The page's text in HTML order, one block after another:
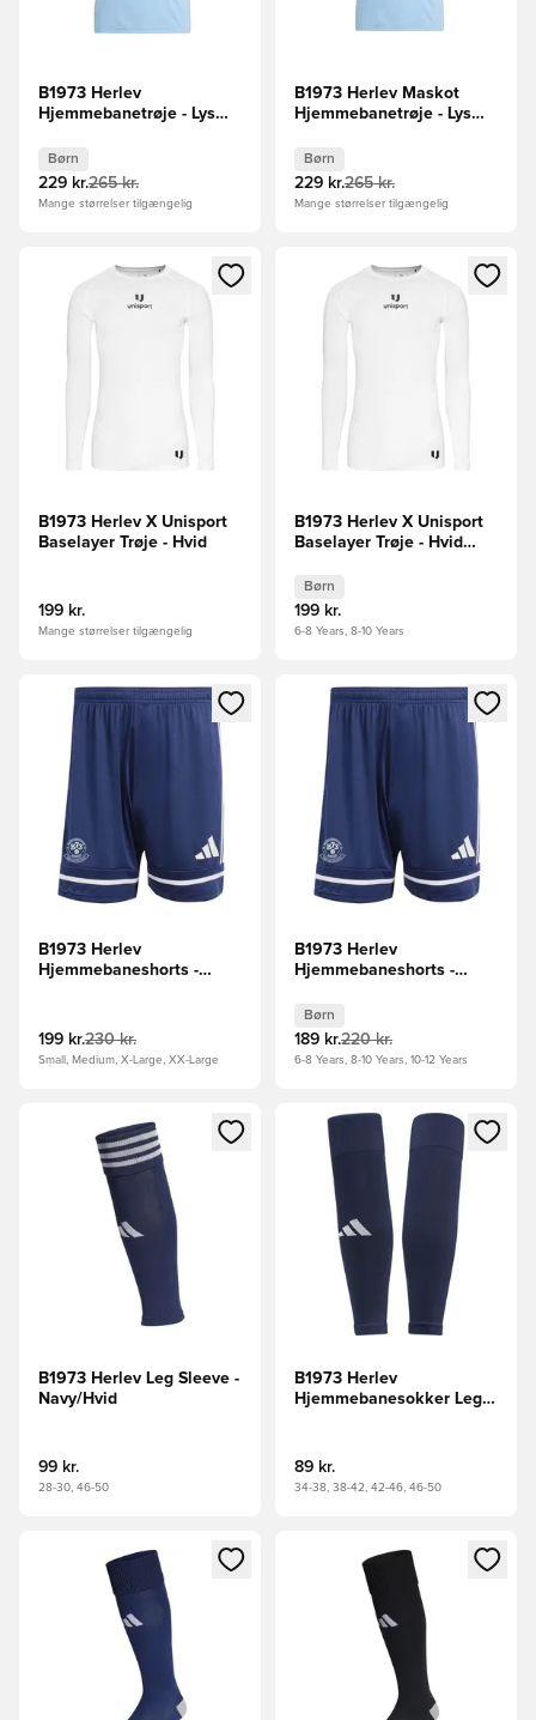
B1973 Herlev
Hjemmebanetrøje - Lys
Børn
229 kr.265 kr.
Mange størrelser tilgængelig
B1973 Herlev Maskot
Hjemmebanetrøje - Lys
Børn
229 kr.265 kr.
Mange størrelser tilgængelig
Åbner en Modal til at logge ind eller tilmelde dig som
B1973 Herlev X Unisport
Baselayer Trøje - Hvid
199 kr.
Mange størrelser tilgængelig
Åbner en Modal til at logge
B1973 Herlev X Unisport
Baselayer Trøje - Hvid
Børn
199 kr.
6-8 Years, 8-10 Years
Åbner en Modal til at logge ind eller tilmelde dig som
B1973 Herlev
Hjemmebaneshorts -
199 kr.230 kr.
Small, Medium, X-Large, XX-Large
Åbner en Modal til at logge
B1973 Herlev
Hjemmebaneshorts -
Børn
189 kr.220 kr.
6-8 Years, 8-10 Years, 10-12 Years
Åbner en Modal til at logge ind eller tilmelde dig som
B1973 Herlev Leg Sleeve -
Navy/Hvid
99 kr.
28-30, 46-50
Åbner en Modal til at logge
B1973 Herlev
Hjemmebanesokker Leg
89 kr.
34-38, 38-42, 42-46, 46-50
Åbner en Modal til at logge ind eller tilmelde dig som
Åbner en Modal til at logge